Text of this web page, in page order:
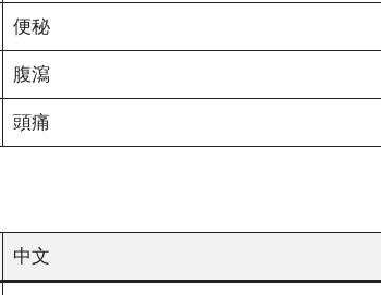
便秘
腹瀉
頭痛
中文